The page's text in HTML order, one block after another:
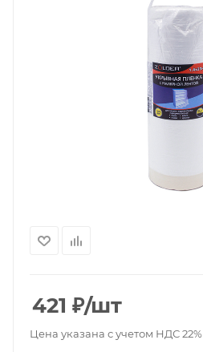
421 ₽/шт
Цена указана с учетом НДС 22%